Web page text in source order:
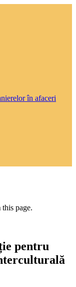
în afaceri
page.
pentru